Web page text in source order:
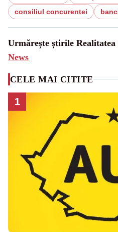
consiliul concurentei
Urmărește știrile Realitatea
News
CELE MAI CITITE
1